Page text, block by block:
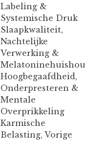
Labeling &
Systemische Druk
Slaapkwaliteit,
Nachtelijke
Verwerking &
Hoogbegaafdheid,
Onderpresteren &
Mentale
Overprikkeling
Karmische
Belasting, Vorige